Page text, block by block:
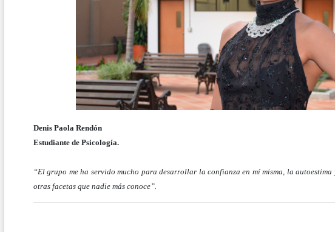
Denis Paola Rendón
Estudiante de Psicología.
“El grupo me ha servido mucho para desarrollar la confianza en mí misma, la autoestima
otras facetas que nadie más conoce”.